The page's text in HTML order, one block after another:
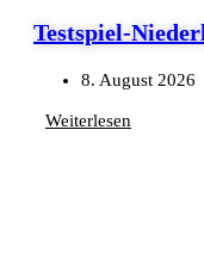
Testspiel-
8. August 2026
Weiterlesen